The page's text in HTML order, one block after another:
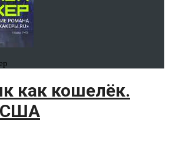
как кошелёк.
США